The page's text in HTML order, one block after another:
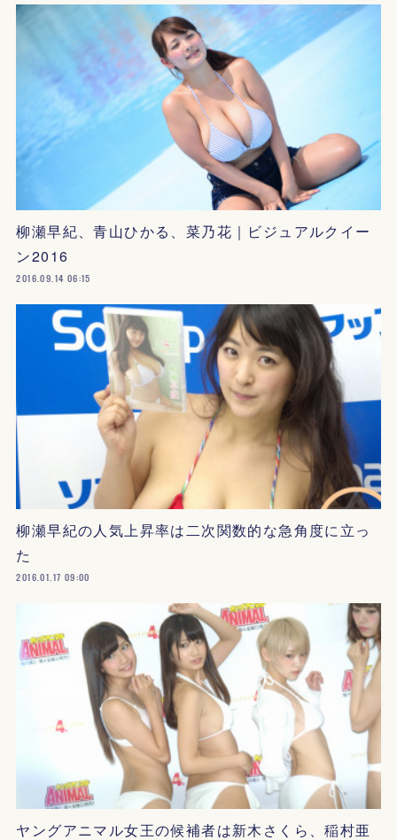
柳瀬早紀、青山ひかる、菜乃花｜ビジュアルクイー
ン2016
2016.09.14 06:15
柳瀬早紀の人気上昇率は二次関数的な急角度に立っ
た
2016.01.17 09:00
ヤングアニマル女王の候補者は新木さくら、稲村亜